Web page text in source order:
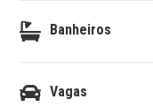
Banheiros
Vagas